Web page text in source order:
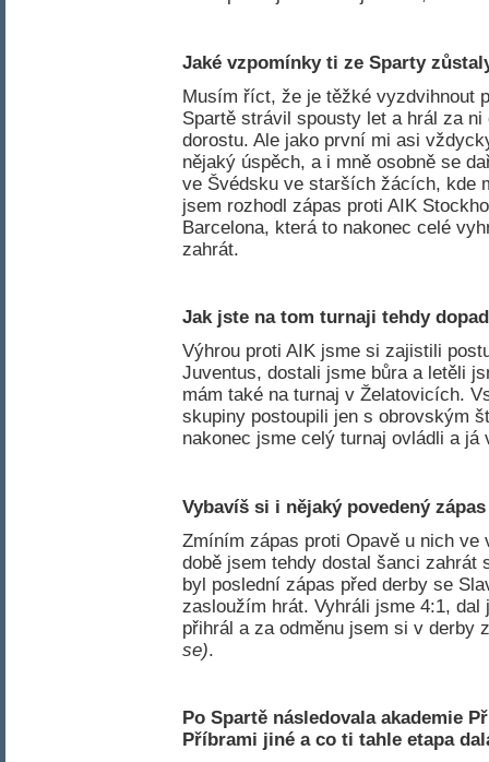
Jaké vzpomínky ti ze Sparty
Musím říct, že je těžké vyzdvihnout
Spartě strávil spousty let a hrál za
dorostu. Ale jako první mi asi
nějaký úspěch, a i mně osobně se
ve Švédsku ve starších žácích, kde
jsem rozhodl zápas proti AIK
Barcelona, která to nakonec celé
zahrát.
Jak jste na tom turnaji tehdy
Výhrou proti AIK jsme si zajistili
Juventus, dostali jsme bůra a letěli
mám také na turnaj v Želatovicích.
skupiny postoupili jen s obrovským
nakonec jsme celý turnaj ovládli a
Vybavíš si i nějaký povedený
Zmíním zápas proti Opavě u nich
době jsem tehdy dostal šanci
byl poslední zápas před derby se
zasloužím hrát. Vyhráli jsme 4:1,
přihrál a za odměnu jsem si v
se).
Po Spartě následovala akademie
Příbrami jiné a co ti tahle etapa